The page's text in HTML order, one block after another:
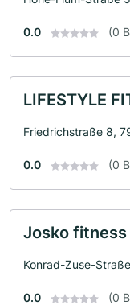
0.0 (0
LIFESTYLE
Friedrichstraße 8,
0.0 (0
Josko fitness
Konrad-Zuse-
0.0 (0